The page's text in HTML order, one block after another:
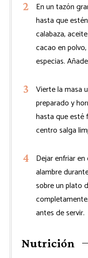
En un tazón
hasta que
calabaza,
cacao en
especias.
Vierte la masa
preparado y
hasta que esté
centro salga
Dejar enfriar
alambre
sobre un plato
antes de servir.
Nutrición